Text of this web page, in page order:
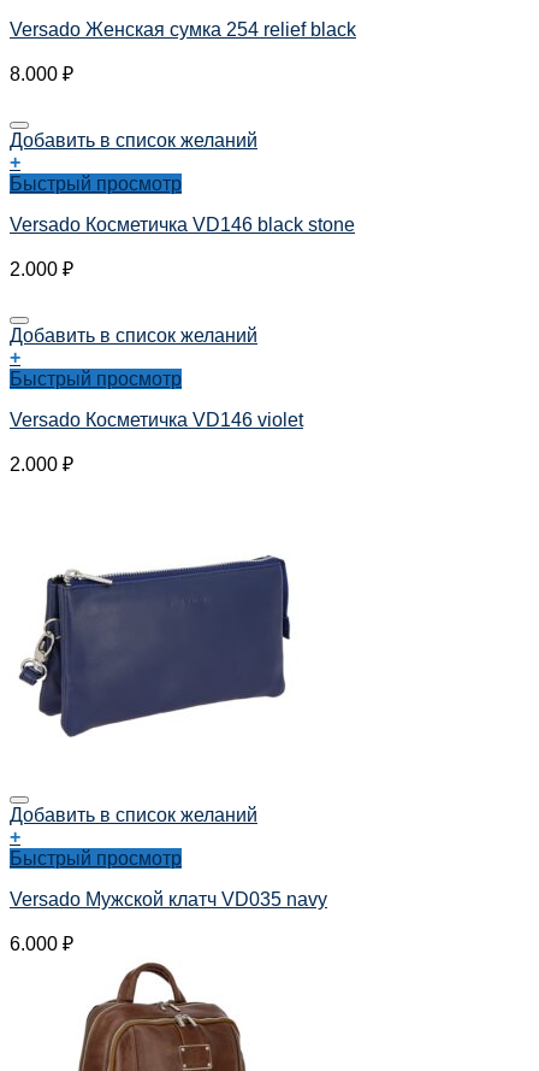
Versado Женская сумка 254 relief black
8.000 ₽
Добавить в список желаний
+
Быстрый просмотр
Versado Косметичка VD146 black stone
2.000 ₽
Добавить в список желаний
+
Быстрый просмотр
Versado Косметичка VD146 violet
2.000 ₽
Добавить в список желаний
+
Быстрый просмотр
Versado Мужской клатч VD035 navy
6.000 ₽